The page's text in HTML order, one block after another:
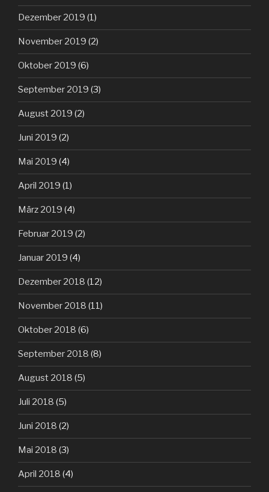
Dezember 2019 (1)
November 2019 (2)
Oktober 2019 (6)
September 2019 (3)
August 2019 (2)
Juni 2019 (2)
Mai 2019 (4)
April 2019 (1)
März 2019 (4)
Februar 2019 (2)
Januar 2019 (4)
Dezember 2018 (12)
November 2018 (11)
Oktober 2018 (6)
September 2018 (8)
August 2018 (5)
Juli 2018 (5)
Juni 2018 (2)
Mai 2018 (3)
April 2018 (4)